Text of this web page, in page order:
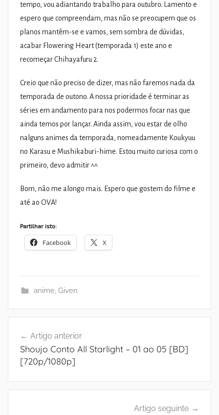
tempo, vou adiantando trabalho para outubro. Lamento e
espero que compreendam, mas não se preocupem que os
planos mantêm-se e vamos, sem sombra de dúvidas,
acabar Flowering Heart (temporada 1) este ano e
recomeçar Chihayafuru 2.
Creio que não preciso de dizer, mas não faremos nada da
temporada de outono. A nossa prioridade é terminar as
séries em andamento para nos podermos focar nas que
ainda temos por lançar. Ainda assim, vou estar de olho
nalguns animes da temporada, nomeadamente Koukyuu
no Karasu e Mushikaburi-hime. Estou muito curiosa com o
primeiro, devo admitir ^^
Bom, não me alongo mais. Espero que gostem do filme e
até ao OVA!
Partilhar isto:
Facebook X
anime, Given
de
artigos
Artigo anterior
Shoujo Conto All Starlight – 01 ao 05 [BD]
[720p/1080p]
Artigo seguinte